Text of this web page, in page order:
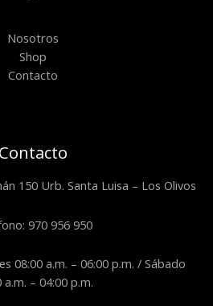
Nosotros
Shop
Contacto
Contacto
150 Urb. Santa Luisa – Los Olivos
970 956 950
08:00 a.m. – 06:00 p.m. / Sábado
a.m. – 04:00 p.m.